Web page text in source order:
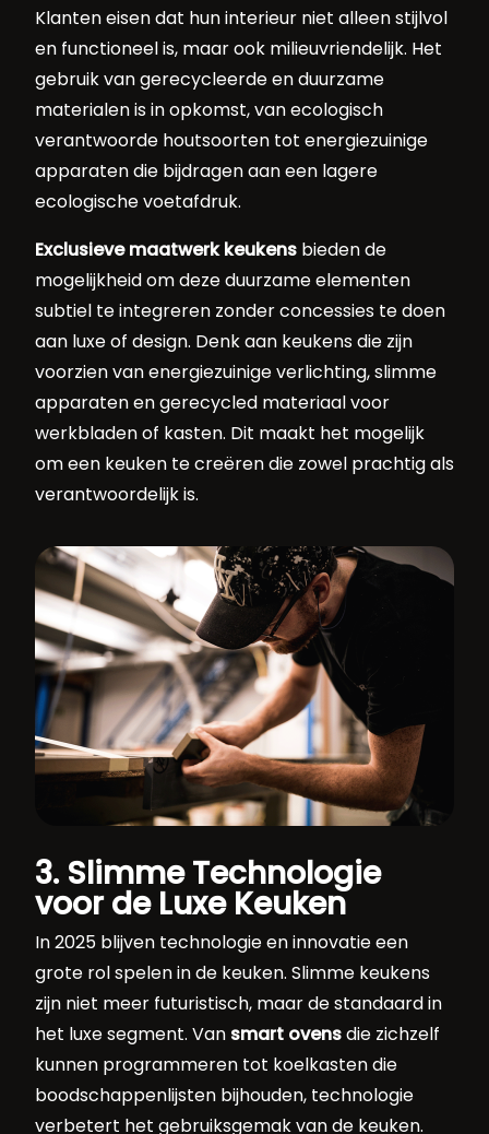
Klanten eisen dat hun interieur niet alleen stijlvol
en functioneel is, maar ook milieuvriendelijk. Het
gebruik van gerecycleerde en duurzame
materialen is in opkomst, van ecologisch
verantwoorde houtsoorten tot energiezuinige
apparaten die bijdragen aan een lagere
ecologische voetafdruk.
Exclusieve maatwerk keukens bieden de
mogelijkheid om deze duurzame elementen
subtiel te integreren zonder concessies te doen
aan luxe of design. Denk aan keukens die zijn
voorzien van energiezuinige verlichting, slimme
apparaten en gerecycled materiaal voor
werkbladen of kasten. Dit maakt het mogelijk
om een keuken te creëren die zowel prachtig als
verantwoordelijk is.
3. Slimme Technologie
voor de Luxe Keuken
In 2025 blijven technologie en innovatie een
grote rol spelen in de keuken. Slimme keukens
zijn niet meer futuristisch, maar de standaard in
het luxe segment. Van smart ovens die zichzelf
kunnen programmeren tot koelkasten die
boodschappenlijsten bijhouden, technologie
verbetert het gebruiksgemak van de keuken.